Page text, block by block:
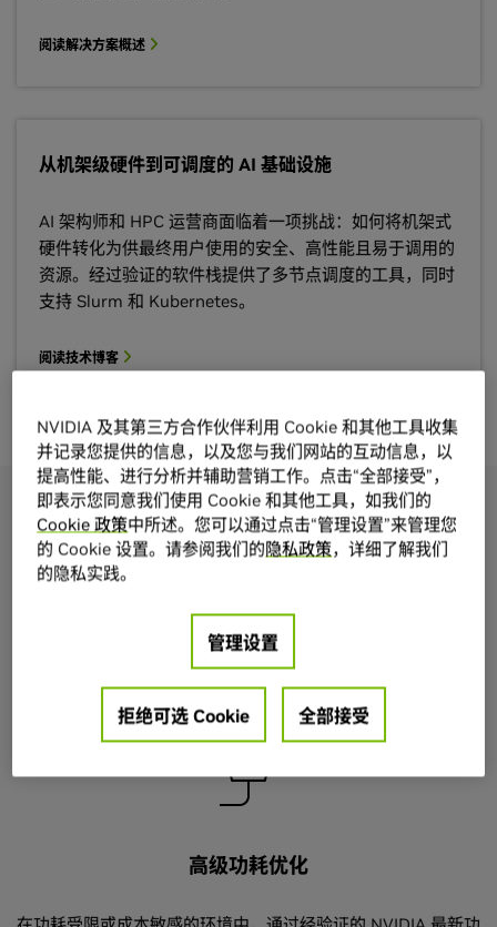
阅读解决方案概述
从机架级硬件到可调度的 AI 基础设施
AI 架构师和 HPC 运营商面临着一项挑战：如何将机架式
硬件转化为供最终用户使用的安全、高性能且易于调用的
资源。经过验证的软件栈提供了多节点调度的工具，同时
支持 Slurm 和 Kubernetes。
阅读技术博客
技术
AI 数据中心运营和编排
简化 AI 工厂在整个集群生命周期中的部署和运营方
式。
高级功耗优化
NVIDIA 及其第三方合作伙伴利用 Cookie 和其他工具收集
并记录您提供的信息，以及您与我们网站的互动信息，以
提高性能、进行分析并辅助营销工作。点击“全部接受”，
即表示您同意我们使用 Cookie 和其他工具，如我们的
Cookie 政策中所述。您可以通过点击“管理设置”来管理您
的 Cookie 设置。请参阅我们的隐私政策，详细了解我们
的隐私实践。
管理设置
拒绝可选 Cookie 全部接受